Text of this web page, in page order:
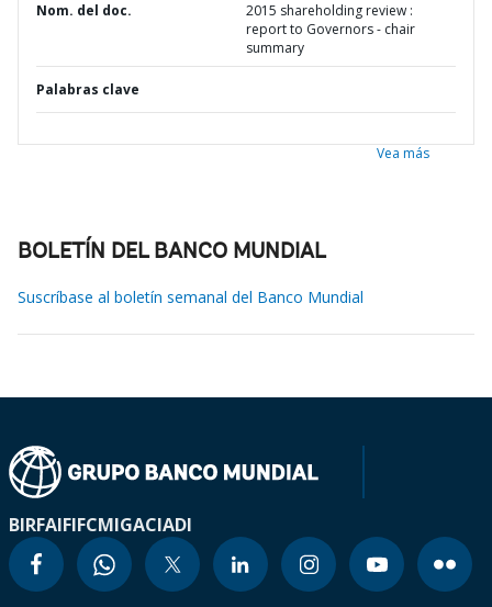
Nom. del doc.
2015 shareholding review :
report to Governors - chair
summary
Palabras clave
Vea más
BOLETÍN DEL BANCO MUNDIAL
Suscríbase al boletín semanal del Banco Mundial
BIRFAIFIFCMIGACIADI